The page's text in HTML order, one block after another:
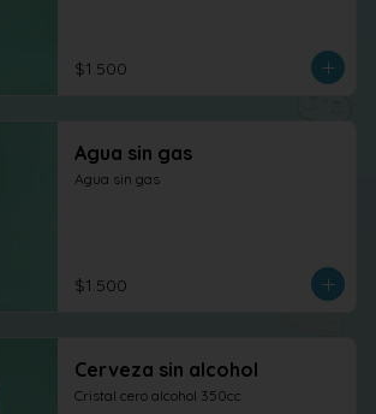
$1.500
Agua sin gas
Agua sin gas
$1.500
Cerveza sin alcohol
Cristal cero alcohol 350cc